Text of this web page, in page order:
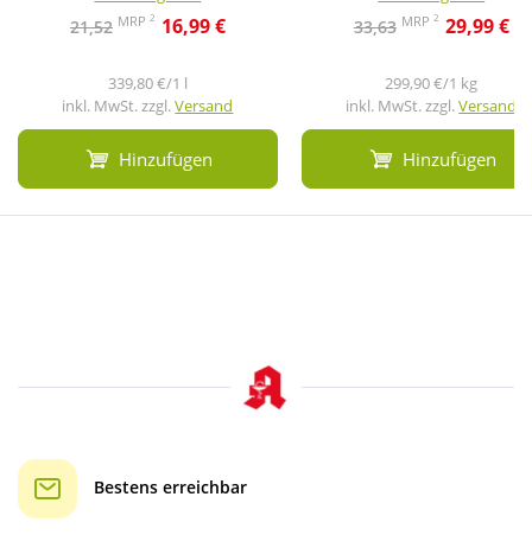
21,52 MRP 2 16,99 €
339,80 €/1 l
inkl. MwSt. zzgl.Versand
Hinzufügen
33,63 MRP 2 29,99 €
299,90 €/1 kg
inkl. MwSt. zzgl.Versand
Hinzufügen
Bestens erreichbar